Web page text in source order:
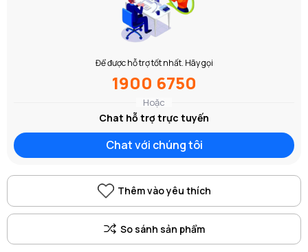
Để được hỗ trợ tốt nhất. Hãy gọi
1900 6750
Hoặc
Chat hỗ trợ trực tuyến
Chat với chúng tôi
Thêm vào yêu thích